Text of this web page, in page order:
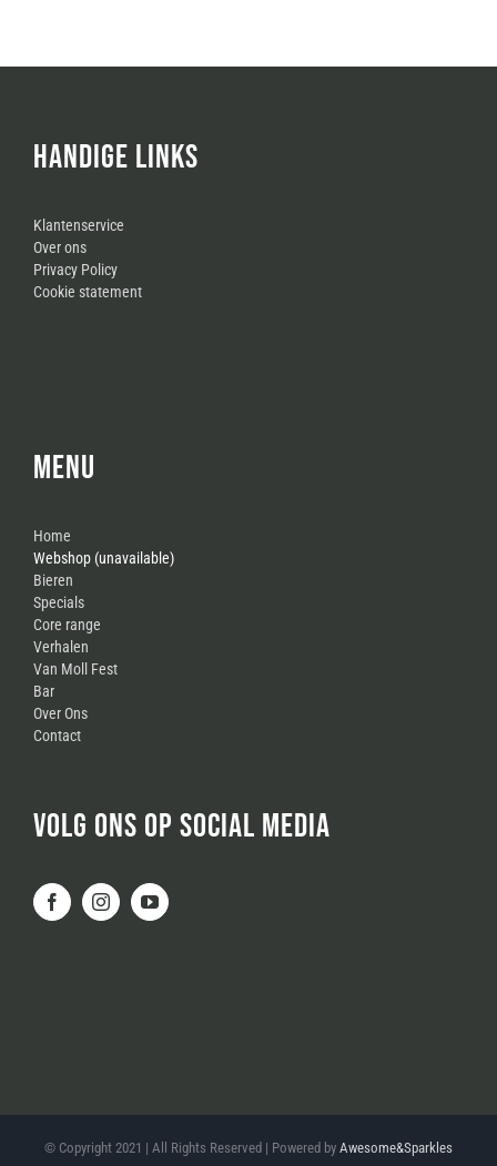
HANDIGE LINKS
Klantenservice
Over ons
Privacy Policy
Cookie statement
MENU
Home
Webshop (unavailable)
Bieren
Specials
Core range
Verhalen
Van Moll Fest
Bar
Over Ons
Contact
VOLG ONS OP SOCIAL MEDIA
© Copyright 2021 | All Rights Reserved | Powered by Awesome&Sparkles